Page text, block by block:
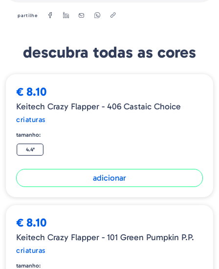
partilhe
descubra todas as cores
€ 8.10
Keitech Crazy Flapper - 406 Castaic Choice
criaturas
tamanho:
4.4"
adicionar
€ 8.10
Keitech Crazy Flapper - 101 Green Pumpkin P.P.
criaturas
tamanho: